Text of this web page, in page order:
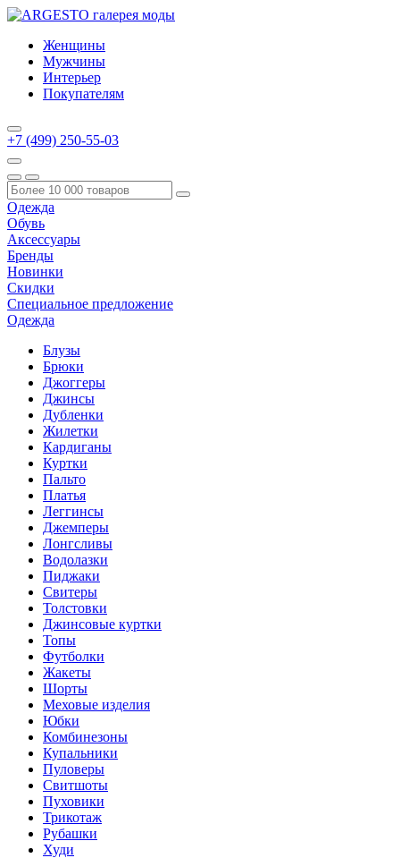
Женщины
Мужчины
Интерьер
Покупателям
+7 (499) 250-55-03
Одежда
Обувь
Аксессуары
Бренды
Новинки
Скидки
Специальное предложение
Одежда
Блузы
Брюки
Джоггеры
Джинсы
Дубленки
Жилетки
Кардиганы
Куртки
Пальто
Платья
Леггинсы
Джемперы
Лонгсливы
Водолазки
Пиджаки
Свитеры
Толстовки
Джинсовые куртки
Топы
Футболки
Жакеты
Шорты
Меховые изделия
Юбки
Комбинезоны
Купальники
Пуловеры
Свитшоты
Пуховики
Трикотаж
Рубашки
Худи